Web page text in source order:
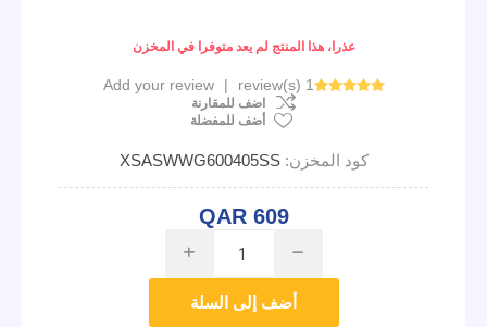
عذرا، هذا المنتج لم يعد متوفرا في المخزن
1 review(s)
|
Add your review
اضف للمقارنة
أضف للمفضلة
كود المخزن: XSASWWG600405SS
QAR 609
i h
أضف إلى السلة